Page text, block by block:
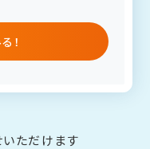
！
ただけます